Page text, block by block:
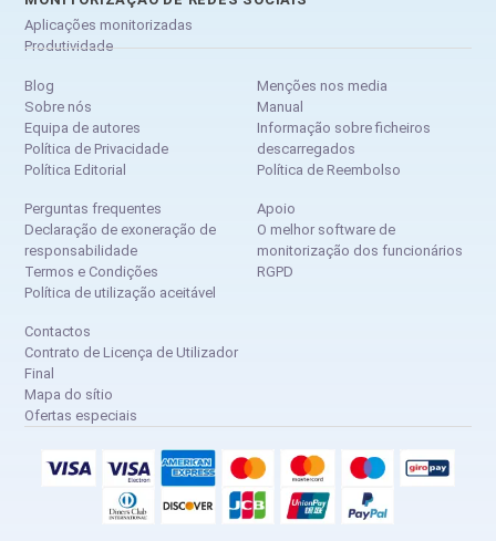
Aplicações monitorizadas
Produtividade
Blog
Sobre nós
Equipa de autores
Política de Privacidade
Política Editorial
Menções nos media
Manual
Informação sobre ficheiros
descarregados
Política de Reembolso
Perguntas frequentes
Declaração de exoneração de
responsabilidade
Termos e Condições
Política de utilização aceitável
Apoio
O melhor software de
monitorização dos funcionários
RGPD
Contactos
Contrato de Licença de Utilizador
Final
Mapa do sítio
Ofertas especiais